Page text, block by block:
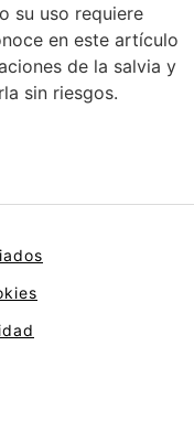
su uso requiere
en este artículo
de la salvia y
sin riesgos.